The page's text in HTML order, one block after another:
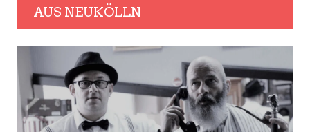
AUS NEUKÖLLN